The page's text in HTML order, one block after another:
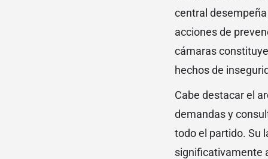
central
acciones de
cámaras
hechos de
Cabe destacar el
demandas y
todo el partido. Su
significativamente